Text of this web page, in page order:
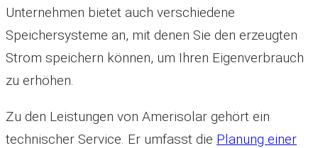
Unternehmen bietet auch verschiedene
Speichersysteme an, mit denen Sie den erzeugten
Strom speichern können, um Ihren Eigenverbrauch
zu erhöhen.
Zu den Leistungen von Amerisolar gehört ein
technischer Service. Er umfasst die Planung einer